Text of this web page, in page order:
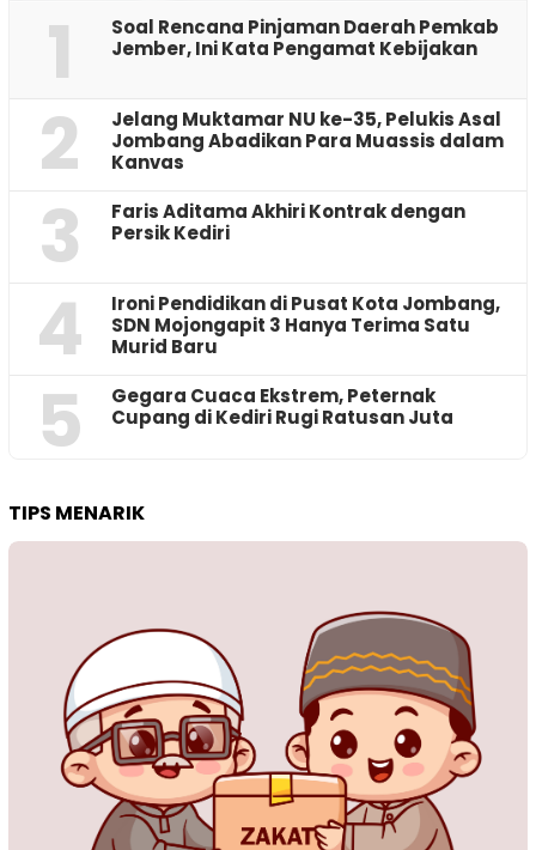
1
‎Soal Rencana Pinjaman Daerah Pemkab
Jember, Ini Kata Pengamat Kebijakan ‎
2
Jelang Muktamar NU ke-35, Pelukis Asal
Jombang Abadikan Para Muassis dalam
Kanvas
3
Faris Aditama Akhiri Kontrak dengan
Persik Kediri
4
Ironi Pendidikan di Pusat Kota Jombang,
SDN Mojongapit 3 Hanya Terima Satu
Murid Baru
5
‎Gegara Cuaca Ekstrem, Peternak
Cupang di Kediri Rugi Ratusan Juta
TIPS MENARIK